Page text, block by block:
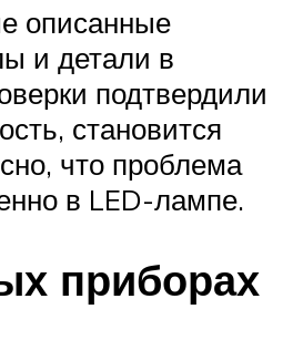
описанные
и детали в
подтвердили
становится
что проблема
в LED-лампе.
приборах